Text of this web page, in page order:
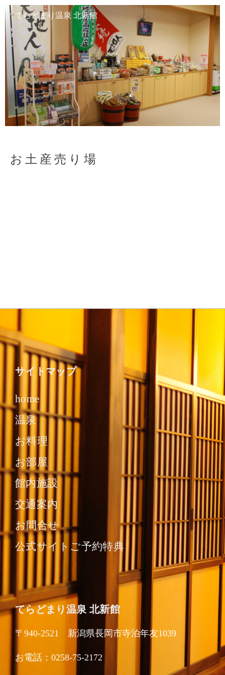
てらどまり温泉 北新館
お土産売り場
サイトマップ
home
温泉
お料理
お部屋
館内施設
交通案内
お問合せ
公式サイトご予約特典
てらどまり温泉 北新館
〒940-2521 新潟県長岡市寺泊年友1039
お電話：0258-75-2172